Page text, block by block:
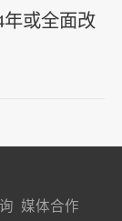
年或全面改
媒体合作
接开聊